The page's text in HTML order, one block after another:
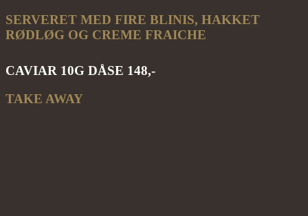
SERVERET MED FIRE BLINIS, HAKKET
RØDLØG OG CREME FRAICHE
CAVIAR 10G DÅSE 148,-
TAKE AWAY